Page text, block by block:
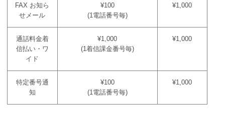
FAX お知ら
せメール
¥100
(1電話番号毎)
¥1,000
通話料金着
信払い・ワ
イド
¥1,000
(1着信課金番号毎)
¥1,000
特定番号通
知
¥100
(1電話番号毎)
¥1,000